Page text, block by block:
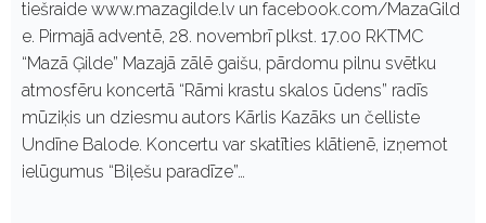
tiešraide www.mazagilde.lv un facebook.com/MazaGild
e. Pirmajā adventē, 28. novembrī plkst. 17.00 RKTMC
“Mazā Ģilde” Mazajā zālē gaišu, pārdomu pilnu svētku
atmosfēru koncertā “Rāmi krastu skalos ūdens” radīs
mūziķis un dziesmu autors Kārlis Kazāks un čelliste
Undīne Balode. Koncertu var skatīties klātienē, izņemot
ielūgumus “Biļešu paradīze”…